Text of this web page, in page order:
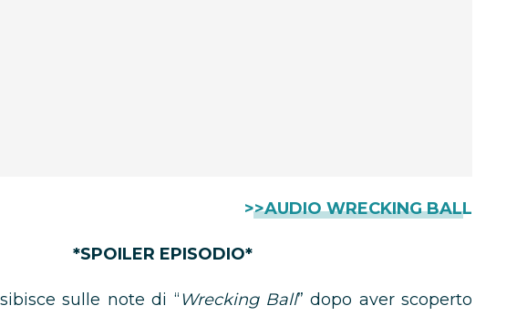
>>AUDIO WRECKING BALL
*SPOILER EPISODIO*
sulle note di “Wrecking Ball” dopo aver scoperto